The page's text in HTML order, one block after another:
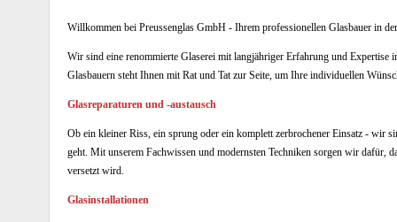
Willkommen bei Preussenglas GmbH - Ihrem professionellen Glasbauer in
Wir sind eine renommierte Glaserei mit langjähriger Erfahrung und Expertise
Glasbauern steht Ihnen mit Rat und Tat zur Seite, um Ihre individuellen
Glasreparaturen und -austausch
Ob ein kleiner Riss, ein sprung oder ein komplett zerbrochener Einsatz - wir
geht. Mit unserem Fachwissen und modernsten Techniken sorgen wir dafür,
versetzt wird.
Glasinstallationen